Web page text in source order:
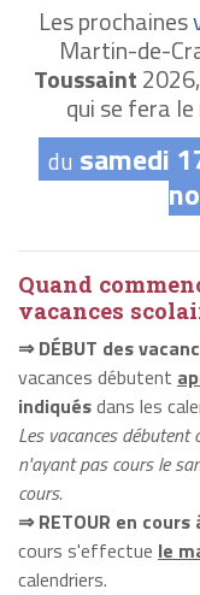
Les prochaines
Martin-de-
Toussaint
qui se fera le
du samedi
Quand
vacances
⇒ DÉBUT des
vacances débutent
indiquésdans les
Les vacances débutent
n'ayant pas cours le
cours.
⇒ RETOUR en
cours s'effectue le
calendriers.